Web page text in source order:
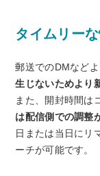
タイムリー
郵送でのDMなどよ
生じないためより
また、開封時間は
は配信側での調整
日または当日にリ
ーチが可能です。